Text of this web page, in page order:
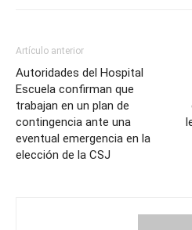
Artículo anterior
Autoridades del Hospital
Escuela confirman que
trabajan en un plan de
contingencia ante una
eventual emergencia en la
elección de la CSJ